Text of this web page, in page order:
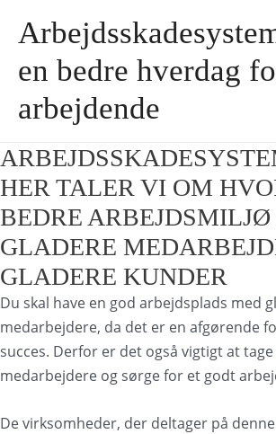
indholdet
en bedre hverdag
arbejdende
HER TALER VI OM
BEDRE ARBEJDSMILJØ
GLADERE
GLADERE KUNDER
Du skal have en god arbejdsplads med
medarbejdere, da det er en afgørende
succes. Derfor er det også vigtigt at
medarbejdere og sørge for et godt
De virksomheder, der deltager på